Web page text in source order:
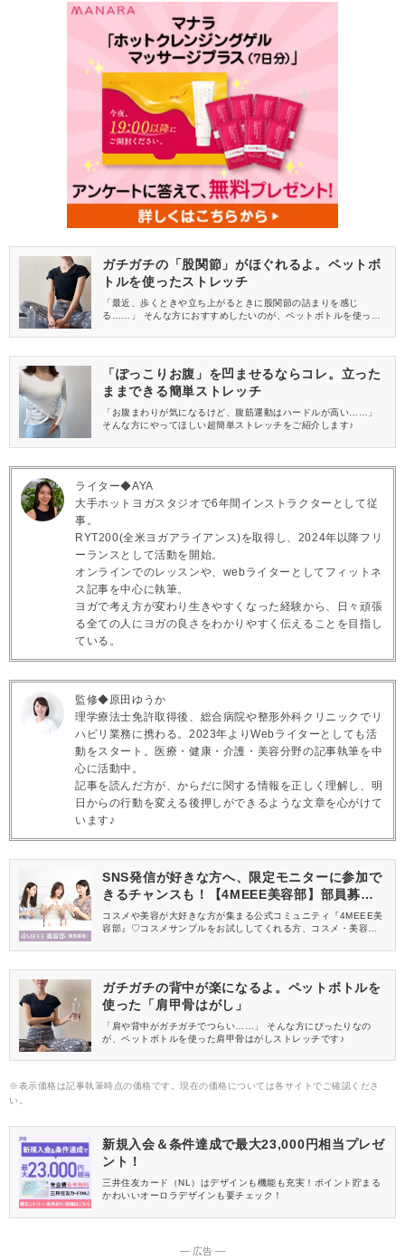
ガチガチの「股関節」がほぐれるよ。ペットボ
トルを使ったストレッチ
「最近、歩くときや立ち上がるときに股関節の詰まりを感じ
る……」 そんな方におすすめしたいのが、ペットボトルを使った
「ぽっこりお腹」を凹ませるならコレ。立った
ままできる簡単ストレッチ
「お腹まわりが気になるけど、腹筋運動はハードルが高い……」
そんな方にやってほしい超簡単ストレッチをご紹介します♪
ライター◆AYA
大手ホットヨガスタジオで6年間インストラクターとして従
事。
RYT200(全米ヨガアライアンス)を取得し、2024年以降フリ
ーランスとして活動を開始。
オンラインでのレッスンや、webライターとしてフィットネ
ス記事を中心に執筆。
ヨガで考え方が変わり生きやすくなった経験から、日々頑張
る全ての人にヨガの良さをわかりやすく伝えることを目指し
ている。
監修◆原田ゆうか
理学療法士免許取得後、総合病院や整形外科クリニックでリ
ハビリ業務に携わる。2023年よりWebライターとしても活
動をスタート。医療・健康・介護・美容分野の記事執筆を中
心に活動中。
記事を読んだ方が、からだに関する情報を正しく理解し、明
日からの行動を変える後押しができるような文章を心がけて
います♪
SNS発信が好きな方へ、限定モニターに参加で
きるチャンスも！【4MEEE美容部】部員募集
中
コスメや美容が大好きな方が集まる公式コミュニティ『4MEEE美
容部』♡コスメサンプルをお試ししてくれる方、コスメ・美容情報
ガチガチの背中が楽になるよ。ペットボトルを
使った「肩甲骨はがし」
「肩や背中がガチガチでつらい……」 そんな方にぴったりなの
が、ペットボトルを使った肩甲骨はがしストレッチです♪
※表示価格は記事執筆時点の価格です。現在の価格については各サイトでご確認くださ
い。
新規入会＆条件達成で最大23,000円相当プレゼ
ント！
三井住友カード（NL）はデザインも機能も充実！ポイント貯まる
かわいいオーロラデザインも要チェック！
― 広告 ―